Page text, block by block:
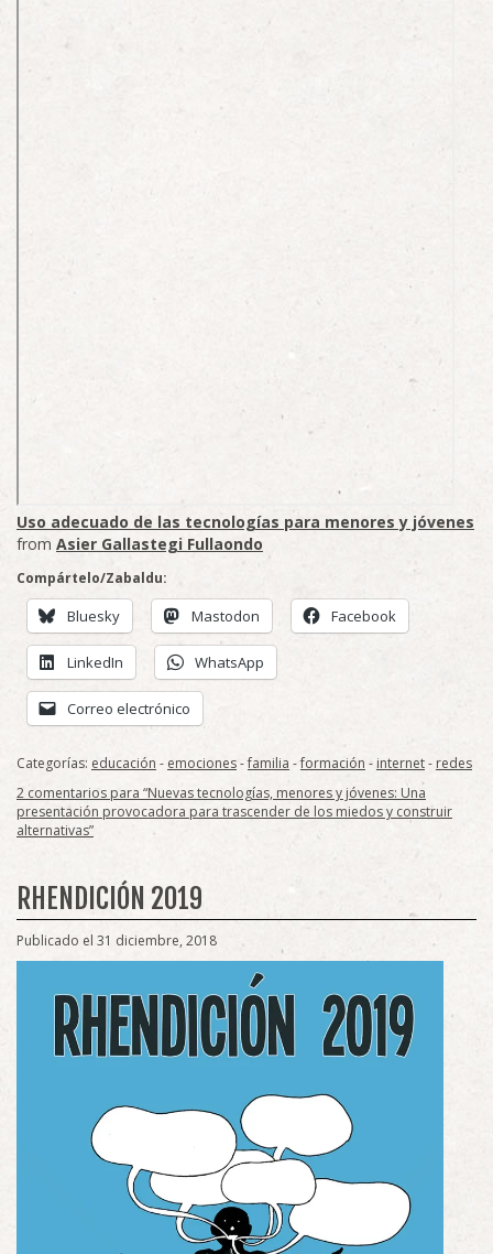
Uso adecuado de las tecnologías para menores y jóvenes
from Asier Gallastegi Fullaondo
Compártelo/Zabaldu:
Bluesky Mastodon Facebook
LinkedIn WhatsApp
Correo electrónico
Categorías: educación - emociones-familia -formación -internet- redes
2 comentarios para “Nuevas tecnologías, menores y jóvenes: Una
presentación provocadora para trascender de los miedos y construir
alternativas”
RHENDICIÓN 2019
Publicado el 31 diciembre, 2018